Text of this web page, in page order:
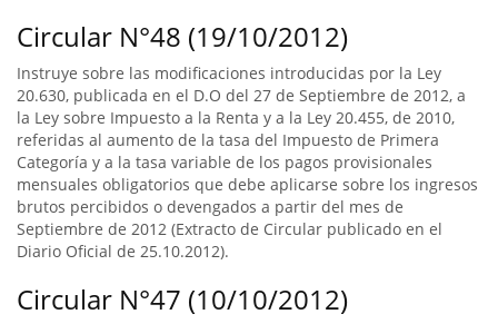
Circular N°48 (19/10/2012)
Instruye sobre las modificaciones introducidas por la Ley
20.630, publicada en el D.O del 27 de Septiembre de 2012, a
la Ley sobre Impuesto a la Renta y a la Ley 20.455, de 2010,
referidas al aumento de la tasa del Impuesto de Primera
Categoría y a la tasa variable de los pagos provisionales
mensuales obligatorios que debe aplicarse sobre los ingresos
brutos percibidos o devengados a partir del mes de
Septiembre de 2012 (Extracto de Circular publicado en el
Diario Oficial de 25.10.2012).
Circular N°47 (10/10/2012)